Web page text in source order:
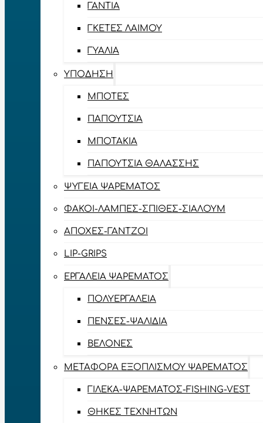
ΓΆΝΤΙΑ
ΓΚΈΤΕΣ ΛΑΊΜΟΥ
ΓΥΑΛΙΆ
ΥΠΌΔΗΣΗ
ΜΠΌΤΕΣ
ΠΑΠΟΎΤΣΙΑ
ΜΠΟΤΆΚΙΑ
ΠΑΠΟΎΤΣΙΑ ΘΑΛΆΣΣΗΣ
ΨΥΓΕΊΑ ΨΑΡΈΜΑΤΟΣ
ΦΑΚΟΊ-ΛΆΜΠΕΣ-ΣΠΊΘΕΣ-ΣΊΑΛΟΥΜ
ΑΠΌΧΕΣ-ΓΆΝΤΖΟΙ
LIP-GRIPS
EΡΓΑΛΕΊΑ ΨΑΡΈΜΑΤΟΣ
ΠΟΛΥΕΡΓΑΛΕΊΑ
ΠΈΝΣΕΣ-ΨΑΛΊΔΙΑ
ΒΕΛΌΝΕΣ
ΜΕΤΑΦΟΡΆ ΕΞΟΠΛΙΣΜΟΎ ΨΑΡΈΜΑΤΟΣ
ΓΙΛΈΚΑ-ΨΑΡΈΜΑΤΟΣ-FISHING-VEST
ΘΉΚΕΣ ΤΕΧΝΗΤΏΝ